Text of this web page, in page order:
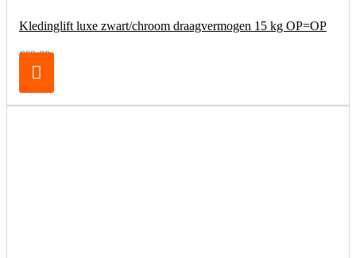
Kledinglift luxe zwart/chroom draagvermogen 15 kg OP=OP
€69,00